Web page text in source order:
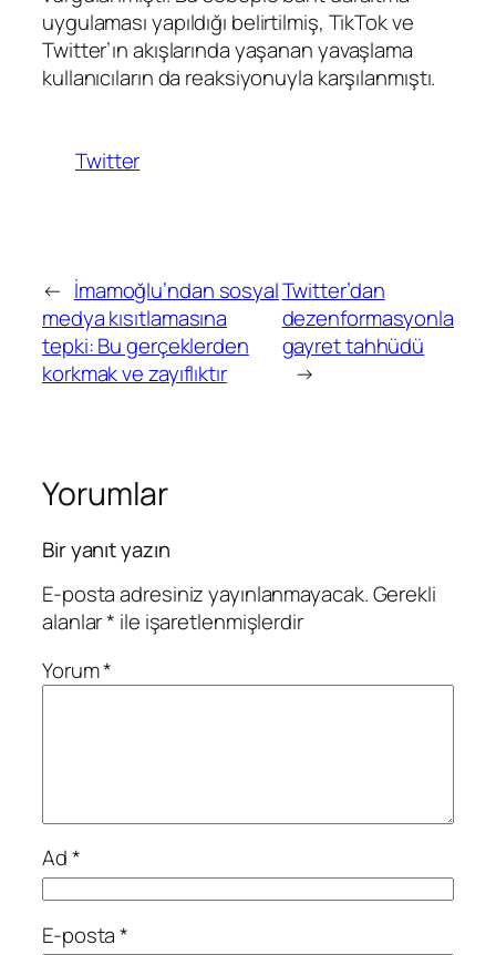
uygulaması yapıldığı belirtilmiş, TikTok ve
Twitter’ın akışlarında yaşanan yavaşlama
kullanıcıların da reaksiyonuyla karşılanmıştı.
Twitter
← İmamoğlu’ndan sosyal
medya kısıtlamasına
tepki: Bu gerçeklerden
korkmak ve zayıflıktır
Twitter’dan
dezenformasyonla
gayret tahhüdü
→
Yorumlar
Bir yanıt yazın
E-posta adresiniz yayınlanmayacak.Gerekli
alanlar* ile işaretlenmişlerdir
Yorum*
Ad*
E-posta*